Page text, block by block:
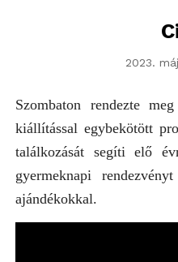
2023.
Szombaton rendezte
kiállítással egybekötött
találkozását segíti elő
gyermeknapi
ajándékokkal.